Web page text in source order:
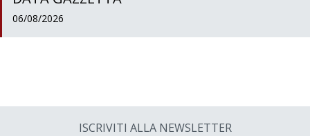
06/08/2026
ISCRIVITI ALLA NEWSLETTER